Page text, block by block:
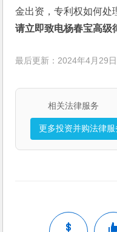
金出资，专利权如何处
请立即致电杨春宝高级
最后更新：2024年4月29日
相关法律服务
更多投资并购法律